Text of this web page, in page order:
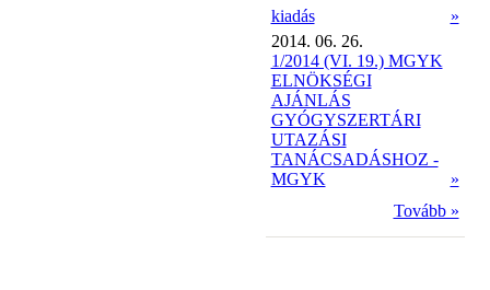
kiadás
»
2014. 06. 26.
1/2014 (VI. 19.) MGYK
ELNÖKSÉGI
AJÁNLÁS
GYÓGYSZERTÁRI
UTAZÁSI
TANÁCSADÁSHOZ -
MGYK
»
Tovább »